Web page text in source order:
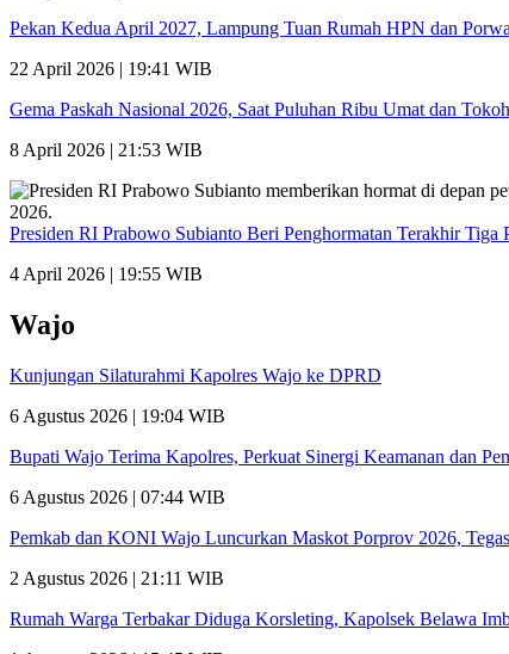
Pekan Kedua April 2027, Lampung Tuan Rumah HPN dan
22 April 2026 | 19:41 WIB
Gema Paskah Nasional 2026, Saat Puluhan Ribu Umat dan
8 April 2026 | 21:53 WIB
Presiden RI Prabowo Subianto Beri Penghormatan Terakhir
4 April 2026 | 19:55 WIB
Wajo
Kunjungan Silaturahmi Kapolres Wajo ke DPRD
6 Agustus 2026 | 19:04 WIB
Bupati Wajo Terima Kapolres, Perkuat Sinergi Keamanan dan
6 Agustus 2026 | 07:44 WIB
Pemkab dan KONI Wajo Luncurkan Maskot Porprov 2026,
2 Agustus 2026 | 21:11 WIB
Rumah Warga Terbakar Diduga Korsleting, Kapolsek Belawa